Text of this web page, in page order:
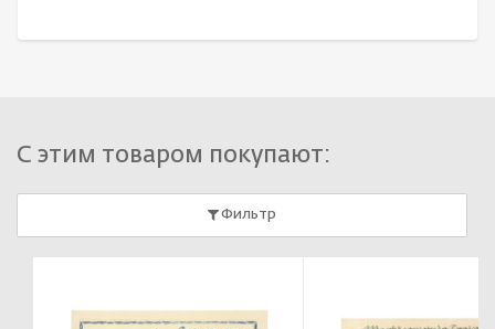
С этим товаром покупают:
Фильтр